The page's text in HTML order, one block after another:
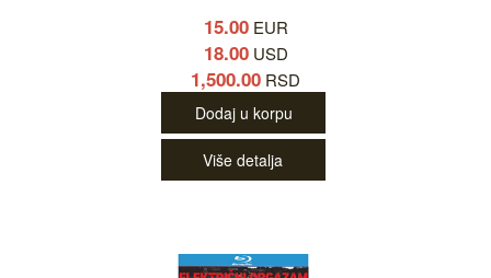
15.00EUR
18.00USD
1,500.00 RSD
Dodaj u korpu
Više detalja